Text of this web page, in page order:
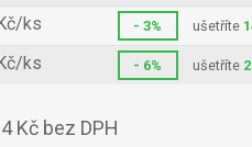
ks
- 3% ušetříte
ks - 6% ušetříte
Kč bez DPH